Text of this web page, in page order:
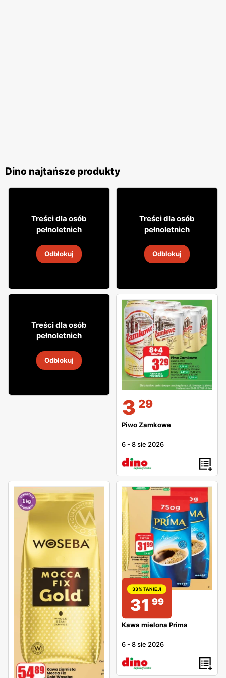
Dino najtańsze produkty
79 99
8 sie 2026
Treści dla osób
pełnoletnich
Odblokuj
66 84
8 sie 2026
Treści dla osób
pełnoletnich
Odblokuj
79 99
8 sie 2026
Treści dla osób
pełnoletnich
Odblokuj
3 29
Piwo Zamkowe
6 -8 sie 2026
33% TANIEJ!
31 99
Kawa mielona Prima
6 -8 sie 2026